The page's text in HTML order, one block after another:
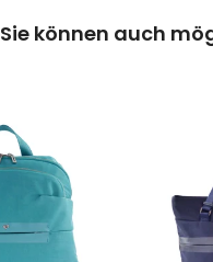
Sie können auch